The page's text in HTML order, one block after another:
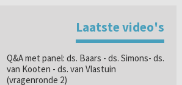
Laatste video's
Q&A met panel: ds. Baars - ds. Simons- ds.
van Kooten - ds. van Vlastuin
(vragenronde 2)